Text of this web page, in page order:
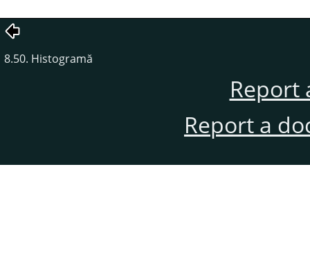
8.50. Histogramă
Report
Report a